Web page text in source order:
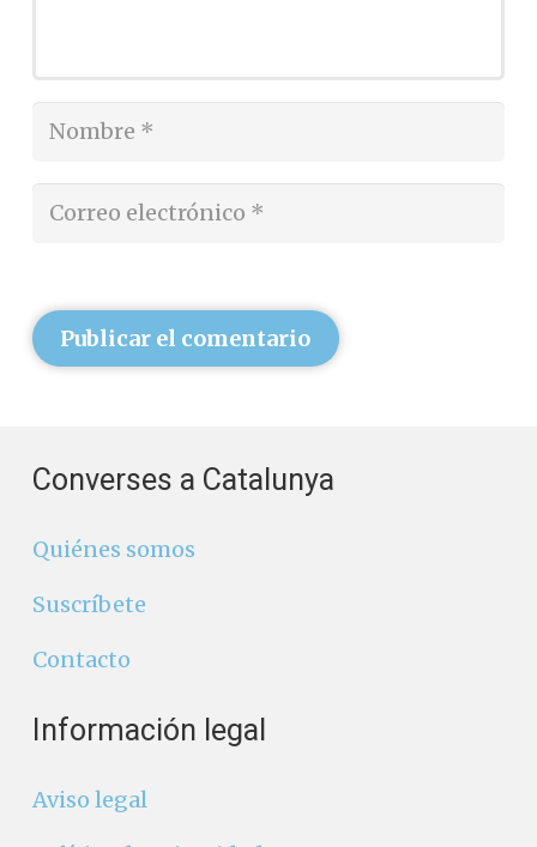
Publicar el comentario
Converses a Catalunya
Quiénes somos
Suscríbete
Contacto
Información legal
Aviso legal